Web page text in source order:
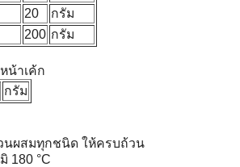
20
กรัม
200 กรัม
น้าเค้ก
กรัม
นผสมทุกชนิด ให้ครบถ้วน
180 °C